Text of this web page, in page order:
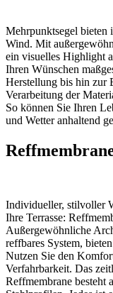
Mehrpunktsegel bieten
Wind. Mit
ein visuelles Highlight
Ihren Wünschen
Herstellung bis hin zur
Verarbeitung der
So können Sie Ihren
und Wetter anhaltend
Individueller, stilvoller
Ihre Terrasse:
Außergewöhnliche
reffbares System,
Nutzen Sie den
Verfahrbarkeit. Das
Reffmembrane besteht